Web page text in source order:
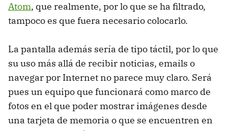
Atom, que realmente, por lo que se ha filtrado,
tampoco es que fuera necesario colocarlo.
La pantalla además sería de tipo táctil, por lo que
su uso más allá de recibir noticias, emails o
navegar por Internet no parece muy claro. Será
pues un equipo que funcionará como marco de
fotos en el que poder mostrar imágenes desde
una tarjeta de memoria o que se encuentren en